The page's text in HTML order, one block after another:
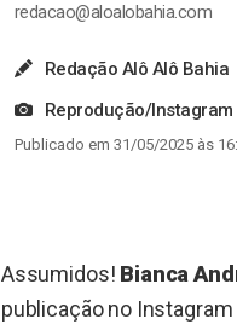
redacao@aloalobahia.com
Redação Alô Alô Bahia
Reprodução/Instagram
Publicado em 31/05/2025 às
Assumidos! Bianca
publicação no